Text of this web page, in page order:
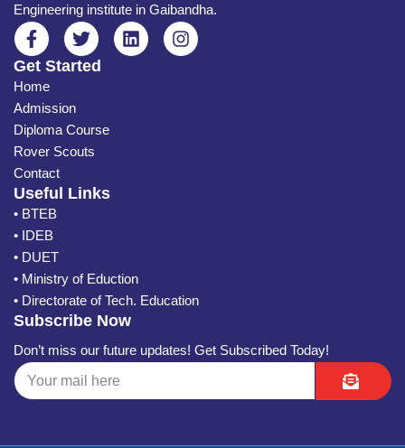
Engineering institute in Gaibandha.
Get Started
Home
Admission
Diploma Course
Rover Scouts
Contact
Useful Links
• BTEB
• IDEB
• DUET
• Ministry of Eduction
• Directorate of Tech. Education
Subscribe Now
Don’t miss our future updates! Get Subscribed Today!